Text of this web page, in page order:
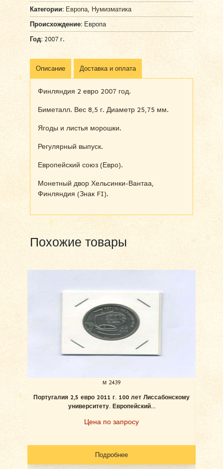
Категории: Европа,Нумизматика
Происхождение: Европа
Год: 2007 г.
Описание Доставка и оплата
Финляндия 2 евро 2007 год.
Биметалл. Вес 8,5 г. Диаметр 25,75 мм.
Ягоды и листья морошки.
Регулярный выпуск.
Европейский союз (Евро).
Монетный двор Хельсинки-Вантаа,
Финляндия (Знак FI).
Похожие товары
м 2439
Португалия 2,5 евро 2011 г. 100 лет Лиссабонскому
университету. Европейский...
Цена по запросу
Подробнее